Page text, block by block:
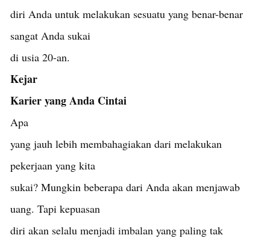
diri Anda untuk melakukan sesuatu yang benar-benar
sangat Anda sukai
di usia 20-an.
Kejar
Karier yang Anda Cintai
Apa
yang jauh lebih membahagiakan dari melakukan
pekerjaan yang kita
sukai? Mungkin beberapa dari Anda akan menjawab
uang. Tapi kepuasan
diri akan selalu menjadi imbalan yang paling tak